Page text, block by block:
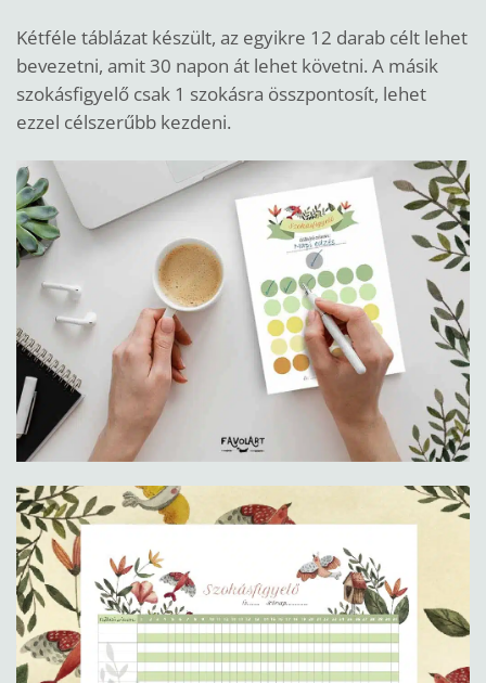
Kétféle táblázat készült, az egyikre 12 darab célt lehet
bevezetni, amit 30 napon át lehet követni. A másik
szokásfigyelő csak 1 szokásra összpontosít, lehet
ezzel célszerűbb kezdeni.